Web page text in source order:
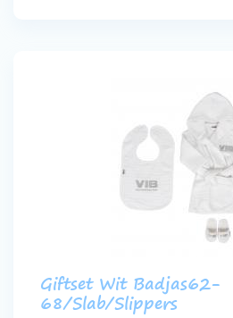
Giftset Wit Badjas62-
68/Slab/Slippers